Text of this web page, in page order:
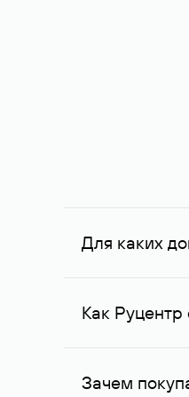
Для каких
Услуга
Как
Для связи с
Зачем